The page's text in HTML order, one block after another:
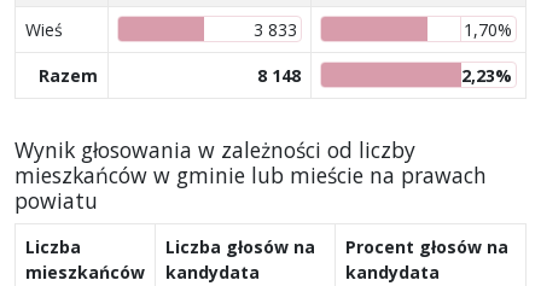
Wieś
3 833
1,70%
Razem
8 148 2,23%
Wynik głosowania w zależności od liczby
mieszkańców w gminie lub mieście na prawach
powiatu
Liczba
mieszkańców
Liczba głosów na
kandydata
Procent głosów na
kandydata